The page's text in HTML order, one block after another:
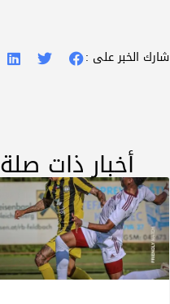
شارك الخبر على :
أخبار ذات صلة